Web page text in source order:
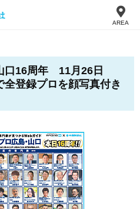
AREA
口16周年 11月26日
全登録プロを顔写真付き